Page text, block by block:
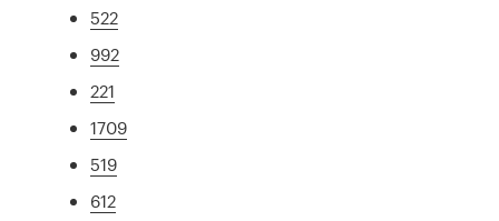
522
992
221
1709
519
612